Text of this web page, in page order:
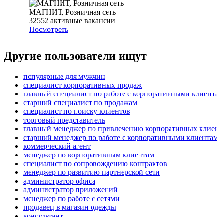
МАГНИТ, Розничная сеть
32552 активные вакансии
Посмотреть
Другие пользователи ищут
популярные для мужчин
специалист корпоративных продаж
главный специалист по работе с корпоративными
старший специалист по продажам
специалист по поиску клиентов
торговый представитель
главный менеджер по привлечению корпоративных
старший менеджер по работе с корпоративными
коммерческий агент
менеджер по корпоративным клиентам
специалист по сопровождению контрактов
менеджер по развитию партнерской сети
администратор офиса
администратор приложений
менеджер по работе с сетями
продавец в магазин одежды